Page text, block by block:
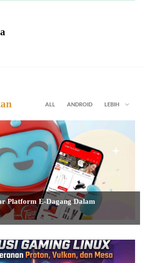
ALL ANDROID LEBIH
Platform E-Dagang Dalam